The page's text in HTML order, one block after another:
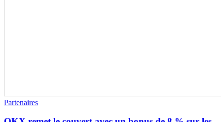
Partenaires